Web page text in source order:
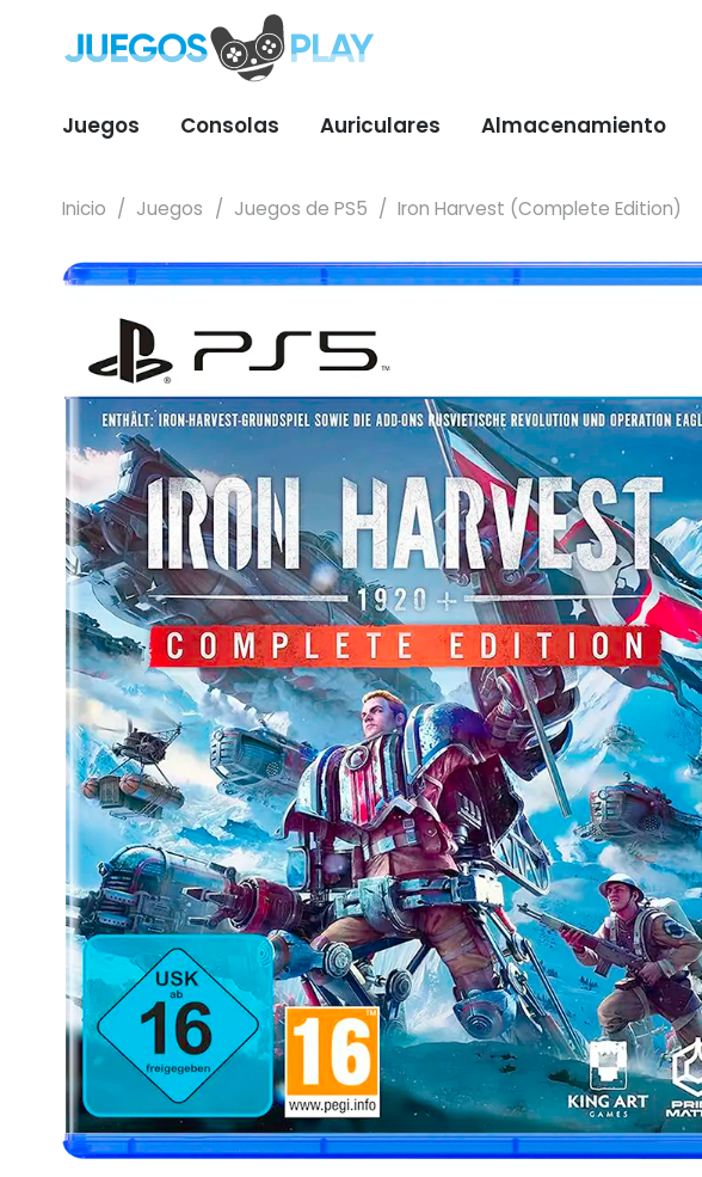
Juegos Consolas Auriculares Almacenamiento
Inicio / Juegos / Juegos de PS5 / Iron Harvest (Complete Edition)